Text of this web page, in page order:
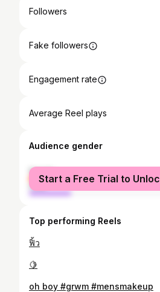
Followers
Fake followers
Engagement rate
Average Reel plays
Audience gender
female
male
Start a Free Trial to
Top performing Reels
ฟิ้ว
🍋
oh boy #grwm #mensmakeup